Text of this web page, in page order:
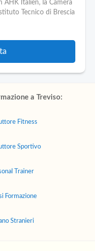
AHK Italien, la Camera
Tecnico di Brescia
a Treviso:
Fitness
Sportivo
Trainer
Formazione
Stranieri